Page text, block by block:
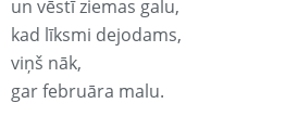
un vēstī ziemas galu,
kad līksmi dejodams,
viņš nāk,
gar februāra malu.